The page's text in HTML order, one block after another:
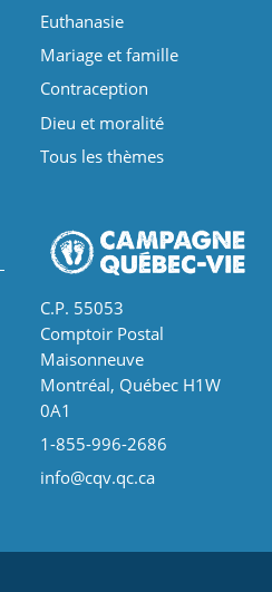
Euthanasie
Mariage et famille
Contraception
Dieu et moralité
Tous les thèmes
C.P. 55053
Comptoir Postal
Maisonneuve
Montréal, Québec H1W
0A1
1-855-996-2686
info@cqv.qc.ca